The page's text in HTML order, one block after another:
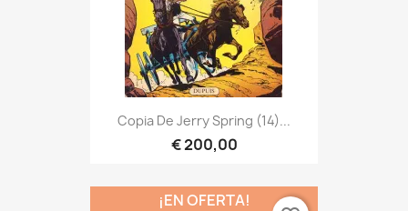
Copia De Jerry Spring (14)...
€ 200,00
¡EN OFERTA!